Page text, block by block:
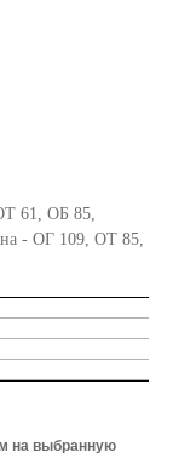
61, ОБ 85,
- ОГ 109, ОТ 85,
на выбранную